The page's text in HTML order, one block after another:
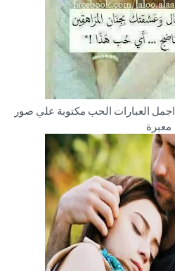
احلى الصور الرومانسيه 2018 اجمل العبارات الحب مكتوبة علي صور
معبرة